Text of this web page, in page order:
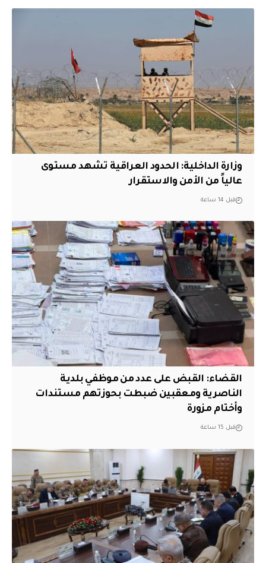
وزارة الداخلية: الحدود العراقية تشهد مستوى
عالياً من الأمن والاستقرار
قبل 14 ساعة
القضاء: القبض على عدد من موظفي بلدية
الناصرية ومعقبين ضبطت بحوزتهم مستندات
وأختام مزورة
قبل 15 ساعة